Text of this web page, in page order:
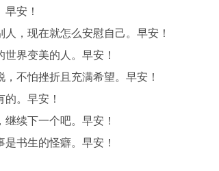
安！
，现在就怎么安慰自己。早安！
界变美的人。早安！
不怕挫折且充满希望。早安！
。早安！
续下一个吧。早安！
书生的怪癖。早安！